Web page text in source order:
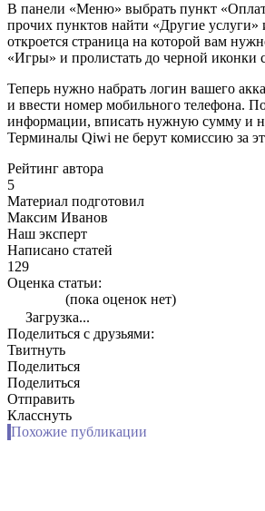
В панели «Меню» выбрать пункт
прочих пунктов найти «Другие услуги»
откроется страница на которой вам
«Игры» и пролистать до черной иконки
Теперь нужно набрать логин вашего
и ввести номер мобильного телефона.
информации, вписать нужную сумму и
Терминалы Qiwi не берут комиссию за
Рейтинг автора
5
Материал подготовил
Максим Иванов
Наш эксперт
Написано статей
129
Оценка статьи:
(пока оценок нет)
Загрузка...
Поделиться с друзьями:
Твитнуть
Поделиться
Поделиться
Отправить
Класснуть
Похожие публикации